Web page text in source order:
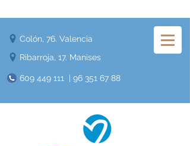
Colón, 76. Valencia
Ribarroja, 17. Manises
609 449 111 96 351 67 88